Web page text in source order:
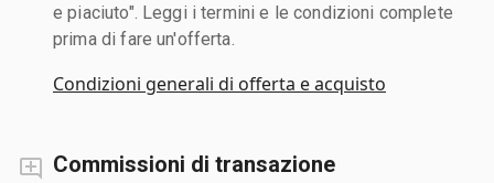
e piaciuto". Leggi i termini e le condizioni complete
prima di fare un'offerta.
Condizioni generali di offerta e acquisto
Commissioni di transazione